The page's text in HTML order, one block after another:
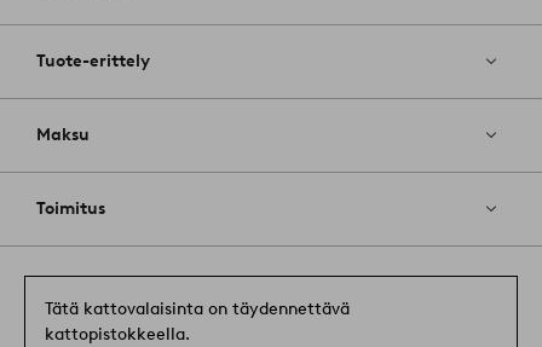
Tuote-erittely
Maksu
Toimitus
Tätä kattovalaisinta on täydennettävä
kattopistokkeella.